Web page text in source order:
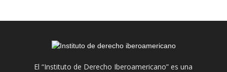
El “Instituto de Derecho Iberoamericano” es una